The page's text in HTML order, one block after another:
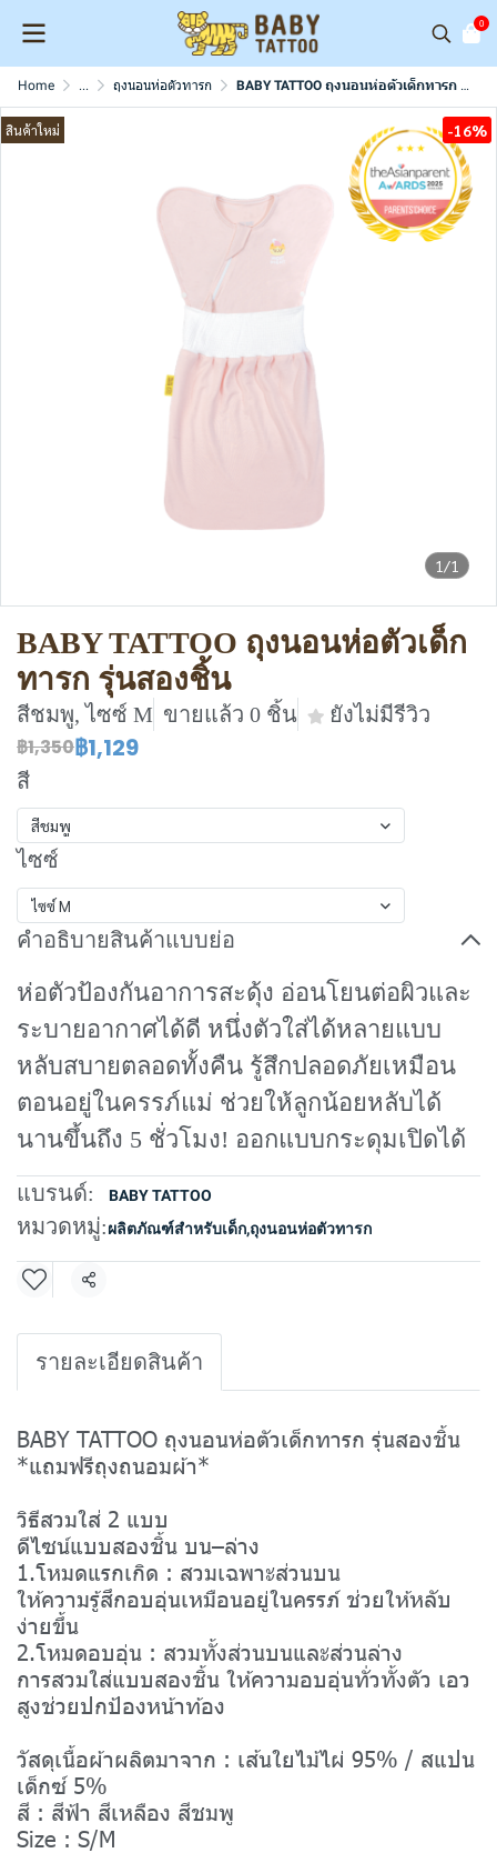
0
Home ... ถุงนอนห่อตัวทารก BABY TATTOO ถุงนอนห่อตัวเด็กทารก รุ่นสองชิ้น
1/1
สินค้าใหม่ -16%
BABY TATTOO ถุงนอนห่อตัวเด็ก
ทารก รุ่นสองชิ้น
สีชมพู, ไซซ์ M ขายแล้ว 0 ชิ้น ยังไม่มีรีวิว
฿1,350฿1,129
สี
สีชมพู
ไซซ์
ไซซ์ M
คำอธิบายสินค้าแบบย่อ
ห่อตัวป้องกันอาการสะดุ้ง อ่อนโยนต่อผิวและ
ระบายอากาศได้ดี หนึ่งตัวใส่ได้หลายแบบ
หลับสบายตลอดทั้งคืน รู้สึกปลอดภัยเหมือน
ตอนอยู่ในครรภ์แม่ ช่วยให้ลูกน้อยหลับได้
นานขึ้นถึง 5 ชั่วโมง! ออกแบบกระดุมเปิดได้
แบรนด์: BABY TATTOO
หมวดหมู่:ผลิตภัณฑ์สำหรับเด็ก,ถุงนอนห่อตัวทารก
แชร์
รายละเอียดสินค้า
BABY TATTOO ถุงนอนห่อตัวเด็กทารก รุ่นสองชิ้น
*แถมฟรีถุงถนอมผ้า*
วิธีสวมใส่ 2 แบบ
ดีไซน์แบบสองชิ้น บน–ล่าง
1.โหมดแรกเกิด : สวมเฉพาะส่วนบน
ให้ความรู้สึกอบอุ่นเหมือนอยู่ในครรภ์ ช่วยให้หลับ
ง่ายขึ้น
2.โหมดอบอุ่น : สวมทั้งส่วนบนและส่วนล่าง
การสวมใส่แบบสองชิ้น ให้ความอบอุ่นทั่วทั้งตัว เอว
สูงช่วยปกป้องหน้าท้อง
วัสดุเนื้อผ้าผลิตมาจาก : เส้นใยไม้ไผ่ 95% / สแปน
เด็กซ์ 5%
สี : สีฟ้า สีเหลือง สีชมพู
Size : S/M